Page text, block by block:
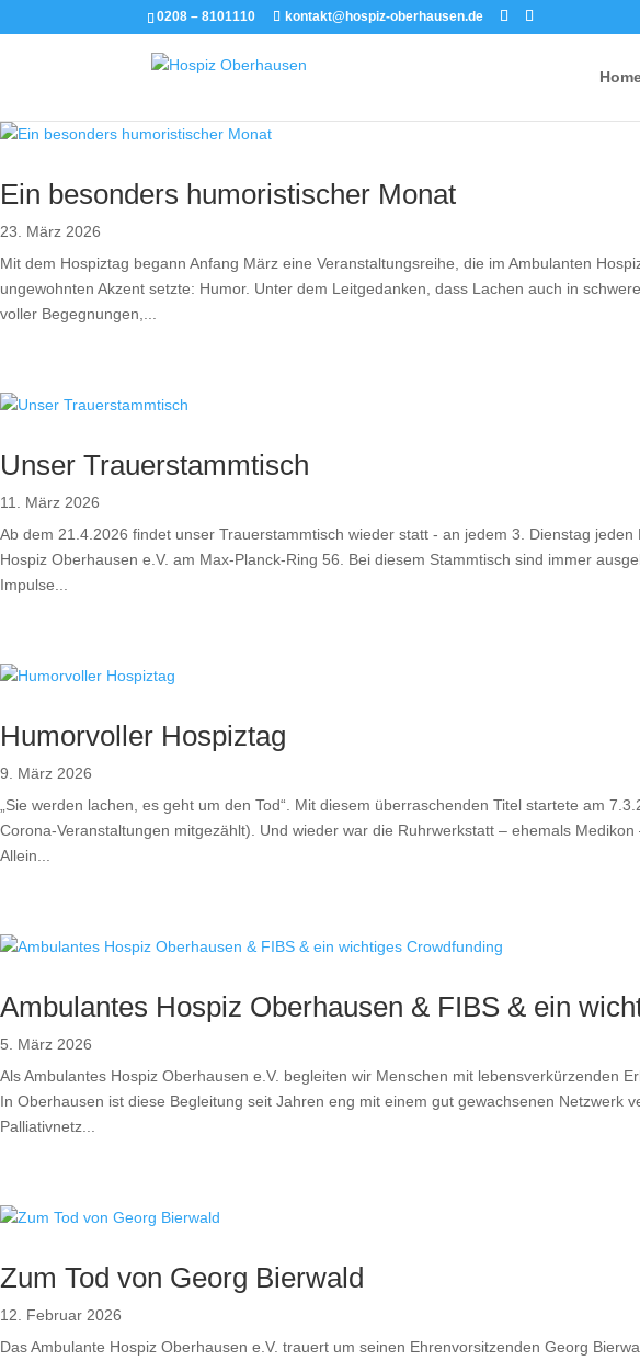
0208 – 8101110 kontakt@hospiz-oberhausen.de
Ein besonders humoristischer Monat
23. März 2026
Mit dem Hospiztag begann Anfang März eine Veranstaltungsreihe, die im Ambulanten
ungewohnten Akzent setzte: Humor. Unter dem Leitgedanken, dass Lachen auch in
voller Begegnungen,...
Unser Trauerstammtisch
11. März 2026
Ab dem 21.4.2026 findet unser Trauerstammtisch wieder statt - an jedem 3. Dienstag
Hospiz Oberhausen e.V. am Max-Planck-Ring 56. Bei diesem Stammtisch sind immer
Impulse...
Humorvoller Hospiztag
9. März 2026
„Sie werden lachen, es geht um den Tod“. Mit diesem überraschenden Titel startete am
Corona-Veranstaltungen mitgezählt). Und wieder war die Ruhrwerkstatt – ehemals
Allein...
Ambulantes Hospiz Oberhausen & FIBS & ein
5. März 2026
Als Ambulantes Hospiz Oberhausen e.V. begleiten wir Menschen mit lebensverkürzenden
In Oberhausen ist diese Begleitung seit Jahren eng mit einem gut gewachsenen Netzwerk
Palliativnetz...
Zum Tod von Georg Bierwald
12. Februar 2026
Das Ambulante Hospiz Oberhausen e.V. trauert um seinen Ehrenvorsitzenden Georg